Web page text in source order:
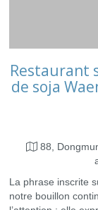
Restaurant
de soja
88,
La phrase inscrite
notre bouillon